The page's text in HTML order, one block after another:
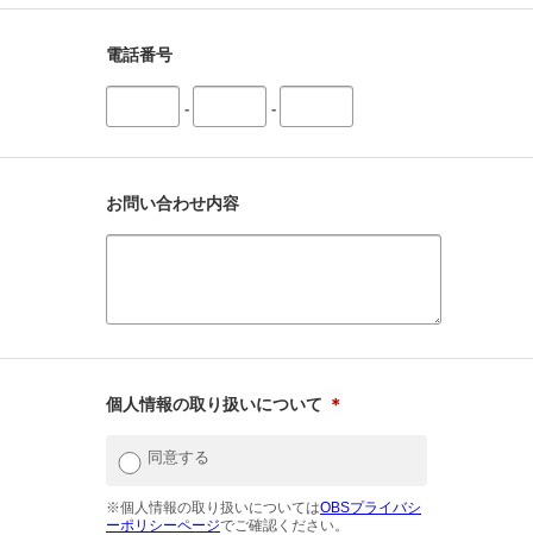
電話番号
- -
お問い合わせ内容
個人情報の取り扱いについて ＊
同意する
※個人情報の取り扱いについてはOBSプライバシ
ーポリシーページでご確認ください。